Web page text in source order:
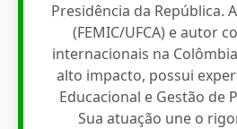
Presidência da República.
(FEMIC/UFCA) e autor
internacionais na
alto impacto, possui
Educacional e Gestão de
Sua atuação une o